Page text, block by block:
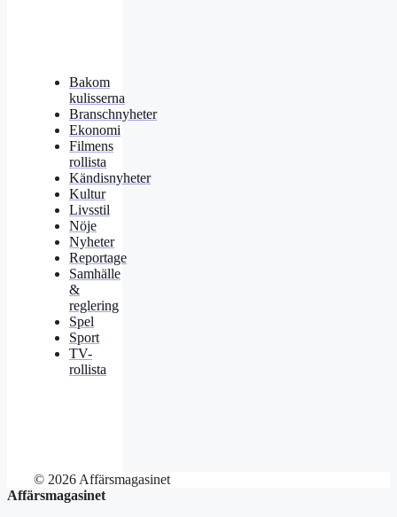
Bakom
kulisserna
Branschnyheter
Ekonomi
Filmens
rollista
Kändisnyheter
Kultur
Livsstil
Nöje
Nyheter
Reportage
Samhälle
&
reglering
Spel
Sport
TV-
rollista
© 2026 Affärsmagasinet
Affärsmagasinet